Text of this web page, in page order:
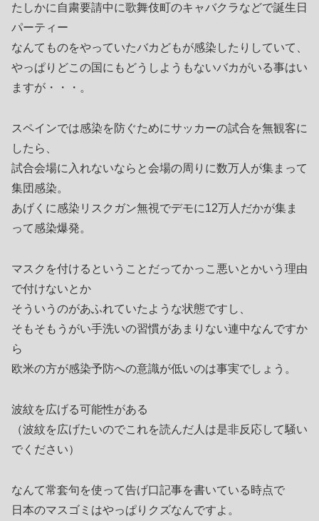
たしかに自粛要請中に歌舞伎町のキャバクラなどで誕生日
パーティー
なんてものをやっていたバカどもが感染したりしていて、
やっぱりどこの国にもどうしようもないバカがいる事はい
ますが・・・。
スペインでは感染を防ぐためにサッカーの試合を無観客に
したら、
試合会場に入れないならと会場の周りに数万人が集まって
集団感染。
あげくに感染リスクガン無視でデモに12万人だかが集ま
って感染爆発。
マスクを付けるということだってかっこ悪いとかいう理由
で付けないとか
そういうのがあふれていたような状態ですし、
そもそもうがい手洗いの習慣があまりない連中なんですか
ら
欧米の方が感染予防への意識が低いのは事実でしょう。
波紋を広げる可能性がある
（波紋を広げたいのでこれを読んだ人は是非反応して騒い
でください）
なんて常套句を使って告げ口記事を書いている時点で
日本のマスゴミはやっぱりクズなんですよ。